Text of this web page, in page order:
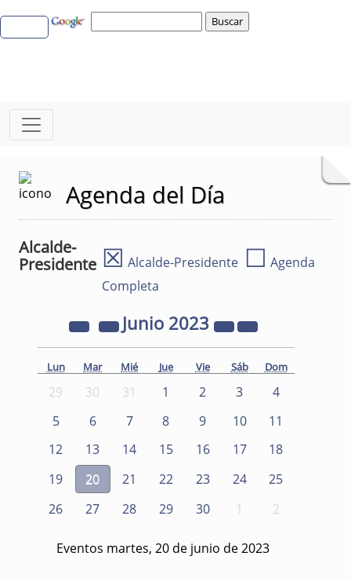
Agenda del Día
Alcalde-
Presidente ☒ Alcalde-Presidente ☐ Agenda
Completa
Junio 2023
Lun Mar Mié Jue Vie Sáb Dom
29 30 31 1 2 3
4
5
6 7 8 9 10
11
12
13 14 15 16 17
18
19
20 21 22 23 24
25
26
27 28 29 30 1 2
Eventos martes, 20 de junio de 2023